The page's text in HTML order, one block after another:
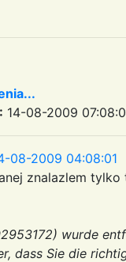
14-08-2009
08-2009 04:08:01
znalazlem
wurde
dass Sie die